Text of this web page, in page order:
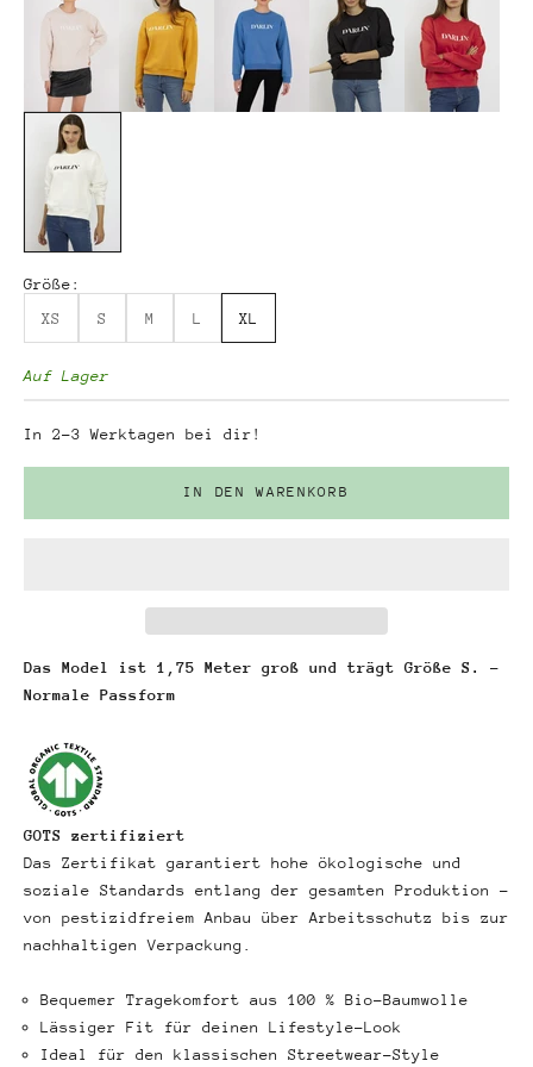
Größe:
XS
S M L XL
Auf Lager
In 2-3 Werktagen bei dir!
IN DEN WARENKORB
Das Model ist 1,75 Meter groß und trägt Größe S. -
Normale Passform
GOTS zertifiziert
Das Zertifikat garantiert hohe ökologische und
soziale Standards entlang der gesamten Produktion –
von pestizidfreiem Anbau über Arbeitsschutz bis zur
nachhaltigen Verpackung.
Bequemer Tragekomfort aus 100 % Bio-Baumwolle
Lässiger Fit für deinen Lifestyle-Look
Ideal für den klassischen Streetwear-Style